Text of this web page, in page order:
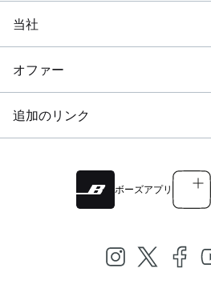
当社
オファー
追加のリンク
ボーズアプリ